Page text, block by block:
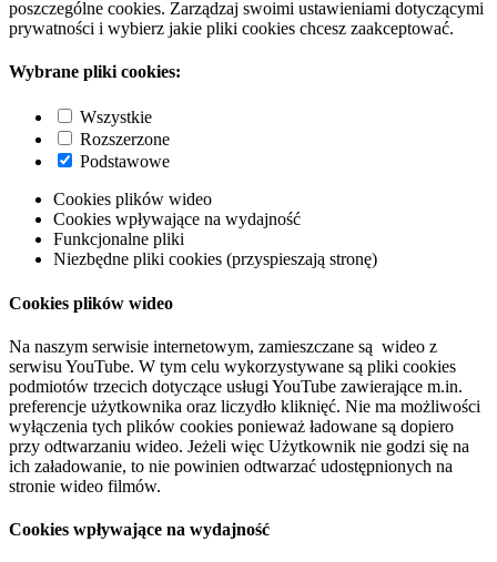
poszczególne cookies. Zarządzaj swoimi ustawieniami dotyczącymi
prywatności i wybierz jakie pliki cookies chcesz zaakceptować.
Wybrane pliki cookies:
Wszystkie
Rozszerzone
Podstawowe
Cookies plików wideo
Cookies wpływające na wydajność
Funkcjonalne pliki
Niezbędne pliki cookies (przyspieszają stronę)
Cookies plików wideo
Na naszym serwisie internetowym, zamieszczane są wideo z
serwisu YouTube. W tym celu wykorzystywane są pliki cookies
podmiotów trzecich dotyczące usługi YouTube zawierające m.in.
preferencje użytkownika oraz liczydło kliknięć. Nie ma możliwości
wyłączenia tych plików cookies ponieważ ładowane są dopiero
przy odtwarzaniu wideo. Jeżeli więc Użytkownik nie godzi się na
ich załadowanie, to nie powinien odtwarzać udostępnionych na
stronie wideo filmów.
Cookies wpływające na wydajność